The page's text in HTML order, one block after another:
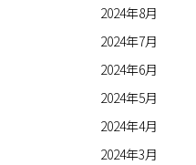
2024年8月
2024年7月
2024年6月
2024年5月
2024年4月
2024年3月